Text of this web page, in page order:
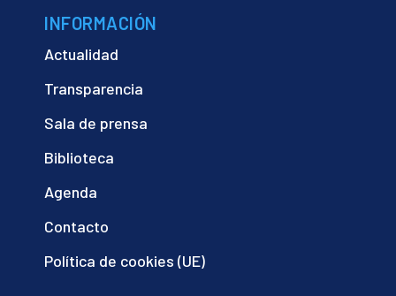
INFORMACIÓN
Actualidad
Transparencia
Sala de prensa
Biblioteca
Agenda
Contacto
Política de cookies (UE)